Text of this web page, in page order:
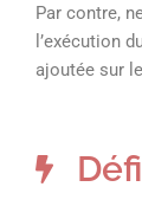
Par contre,
l’exécution
ajoutée sur